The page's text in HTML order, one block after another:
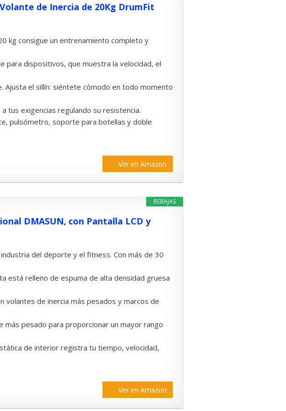
de Inercia de 20Kg DrumFit
kg consigue un entrenamiento completo y
para dispositivos, que muestra la velocidad, el
Ajusta el sillín: siéntete cómodo en todo momento
tus exigencias regulando su resistencia.
pulsómetro, soporte para botellas y doble
Ver en Amazon
REBAJAS
DMASUN, con Pantalla LCD y
del deporte y el fitness. Con más de 30
está relleno de espuma de alta densidad gruesa
volantes de inercia más pesados y marcos de
más pesado para proporcionar un mayor rango
de interior registra tu tiempo, velocidad,
Ver en Amazon